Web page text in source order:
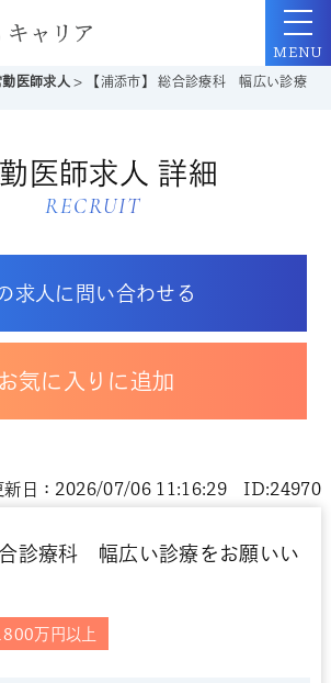
勤医師求人 >
【浦添市】 総合診療科 幅広い診療
MENU
医師求人 詳細
RECRUIT
求人に問い合わせる
お気に入りに追加
合診療科 幅広い診療をお願いい
新日：2026/07/06 11:16:29 ID:24970
万円以上